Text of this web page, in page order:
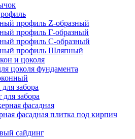
профиль Z-образный
профиль Г-образный
профиль С-образный
профиль Шляпный
и цоколя
цоколя фундамента
забора
забора
фасадная
фасадная плитка под кирпич
сайдинг